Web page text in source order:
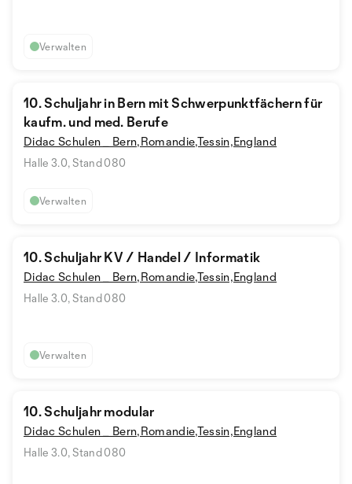
Verwalten
10. Schuljahr in Bern mit Schwerpunktfächern für
kaufm. und med. Berufe
Didac Schulen _ Bern,Romandie,Tessin,England
Halle 3.0, Stand 080
Verwalten
10. Schuljahr KV / Handel / Informatik
Didac Schulen _ Bern,Romandie,Tessin,England
Halle 3.0, Stand 080
Verwalten
10. Schuljahr modular
Didac Schulen _ Bern,Romandie,Tessin,England
Halle 3.0, Stand 080